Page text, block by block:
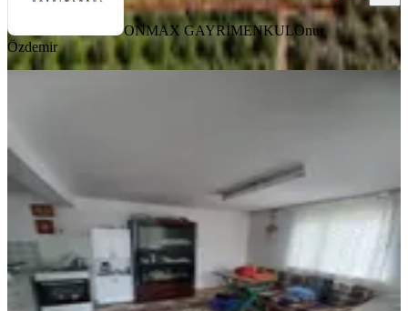
ONMAX GAYRİMENKULOnur
Özdemir
04.06.2026
3.150.000 ₺
Century21 Locahüseyin özefe